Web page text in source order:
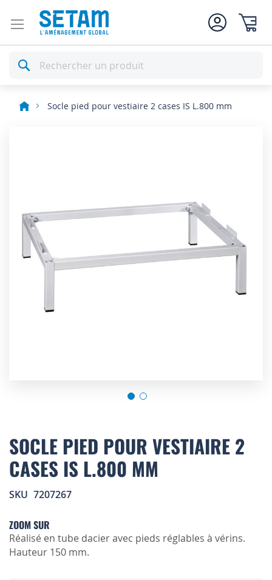
Rechercher
Socle pied pour vestiaire 2 cases IS L.800 mm
gallery
to
the
beginning
of
images
SOCLE PIED POUR VESTIAIRE 2
CASES IS L.800 MM
SKU 7207267
ZOOM SUR
Réalisé en tube dacier avec pieds réglables à vérins.
Hauteur 150 mm.